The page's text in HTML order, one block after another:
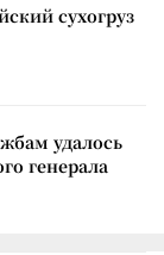
сухогруз
удалось
генерала